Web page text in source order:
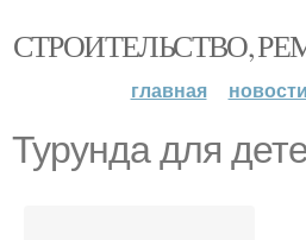
СТРОИТЕЛЬСТВО,
главная новости
Турунда для